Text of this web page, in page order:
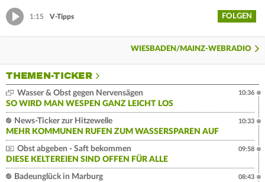
1:15 V-Tipps FOLGEN
WIESBADEN/MAINZ-WEBRADIO
THEMEN-TICKER
Wasser & Obst gegen Nervensägen
SO WIRD MAN WESPEN GANZ LEICHT LOS
10:36
News-Ticker zur Hitzewelle
MEHR KOMMUNEN RUFEN ZUM WASSERSPAREN AUF
10:33
Obst abgeben - Saft bekommen
DIESE KELTEREIEN SIND OFFEN FÜR ALLE
09:58
Badeunglück in Marburg
08:43